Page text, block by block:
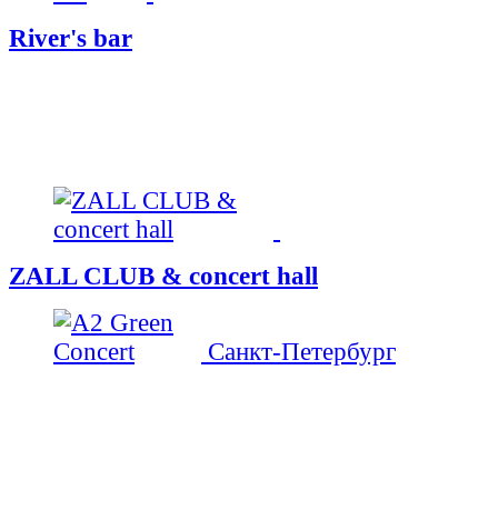
River's bar
ZALL CLUB & concert hall
Санкт-Петербург